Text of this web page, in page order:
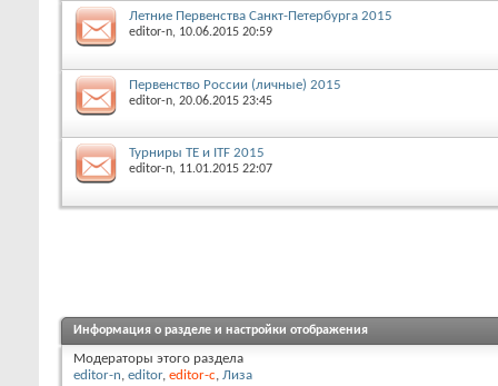
Летние Первенства Санкт-Петербурга 2015
editor-n, 10.06.2015 20:59
Первенство России (личные) 2015
editor-n, 20.06.2015 23:45
Турниры ТЕ и ITF 2015
editor-n, 11.01.2015 22:07
Информация о разделе и настройки отображения
Модераторы этого раздела
editor-n editor, editor-c Лиза